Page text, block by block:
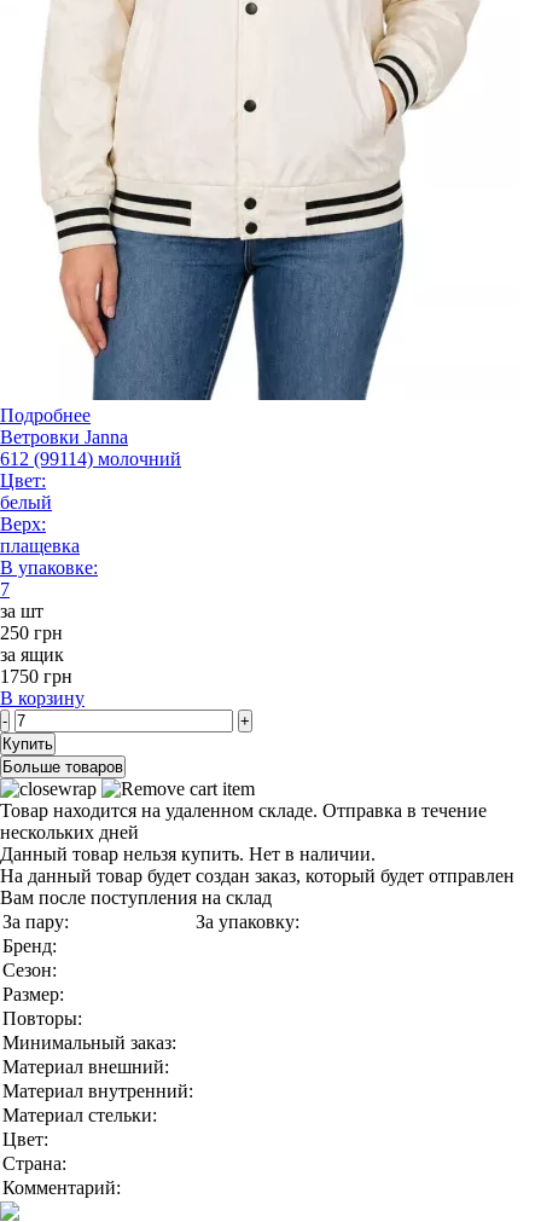
Подробнее
Ветровки Janna
612 (99114) молочний
Цвет:
белый
Верх:
плащевка
В упаковке:
7
за шт
250 грн
за ящик
1750 грн
В корзину
-
+
Купить
Больше товаров
Товар находится на удаленном складе. Отправка в течение
нескольких дней
Данный товар нельзя купить. Нет в наличии.
На данный товар будет создан заказ, который будет отправлен
Вам после поступления на склад
За пару:
За упаковку:
Бренд:
Сезон:
Размер:
Повторы:
Минимальный заказ:
Материал внешний:
Материал внутренний:
Материал стельки:
Цвет:
Страна:
Комментарий: